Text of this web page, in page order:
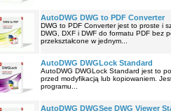
AutoDWG DWG to PDF Converter
DWG to PDF Converter jest to proste i
DWG, DXF i DWF do formatu PDF bez
przekształcone w jednym...
AutoDWG DWGLock Standard
AutoDWG DWGLock Standard jest to
przed modyfikacją lub kopiowaniem.
programu...
AutoDWG DWGSee DWG Viewer